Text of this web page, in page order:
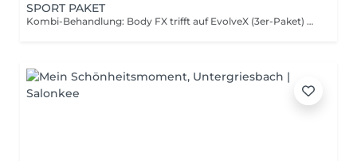
SPORT PAKET
Kombi-Behandlung: Body FX trifft auf EvolveX (3er-Paket) Erlebe die perfekte Synergie modernster Body-Forming-Technologien! Unsere Kombi-Behandlung vereint Body FX und EvolveX zu einem effektiven Rundum-Programm für straffere Konturen und eine definierte Silhouette. Was Dich erwartet: Tiefenwirksame Fettreduktion: Durch zielgerichtete Wärmebehandlung werden Fettdepots schonend abgebaut. Straffung & Glättung: Haut und Gewebe profitieren von der durch die Behandlung angeregten Collagenbildung. Individuell & effektiv: Perfekt auf Dich abgestimmt, steigern die aufeinander abgestimmten Technologien gemeinsam die Wirksamkeit.